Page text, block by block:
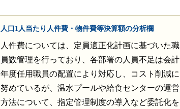
人口1人当たり人件費・物件費等決算額の分析欄
人件費については、定員適正化計画に基づいた職
員数管理を行っており、各部署の人員不足は会計
年度任用職員の配置により対応し、コスト削減に
努めているが、温水プールや給食センターの運営
方法について、指定管理制度の導入など委託化を